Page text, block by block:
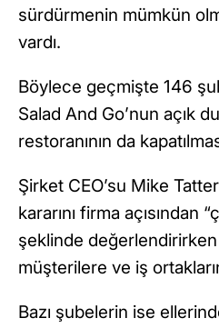
sürdürmenin mümkün
vardı.
Böylece geçmişte 146
Salad And Go’nun açık
restoranının da
Şirket CEO’su Mike
kararını firma açısından
şeklinde değerlendirirken
müşterilere ve iş
Bazı şubelerin ise